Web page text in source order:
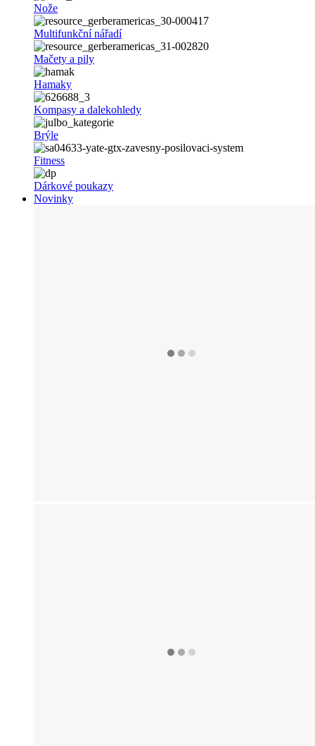
Nože
Multifunkční nářadí
Mačety a pily
Hamaky
Kompasy a dalekohledy
Brýle
Fitness
Dárkové poukazy
Novinky